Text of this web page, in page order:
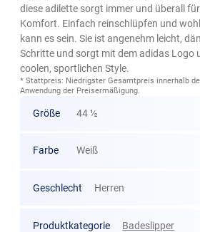
diese adilette sorgt immer und überall
Komfort. Einfach reinschlüpfen und
kann es sein. Sie ist angenehm leicht,
Schritte und sorgt mit dem adidas Logo
coolen, sportlichen Style.
* Stattpreis: Niedrigster Gesamtpreis innerhalb
Anwendung der Preisermäßigung.
Größe 44 ½
Farbe Weiß
Geschlecht Herren
Produktkategorie Badeslipper